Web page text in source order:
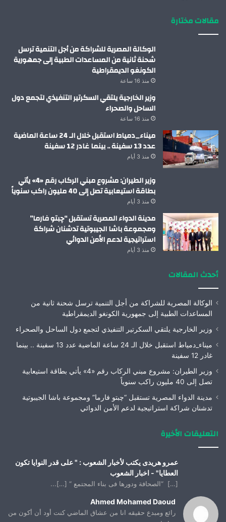
مقالات مختارة
الوكالة المصرية للشراكة من أجل التنمية ترسل
شحنة ثانية من المساعدات الطبية إلى جمهورية
الكونغو الديمقراطية
منذ 16 ساعة
وزير الخارجية يلتقي السكرتير التنفيذي لتجمع دول
الساحل والصحراء
منذ 16 ساعة
ميناء_دمياط استقبل خلال الـ 24 ساعة الماضية
عدد 13 سفينة .. بينما غادر 12 سفينة
منذ 3 أيام
وزير الطيران: مشروع مبني الركاب رقم «4» يأتي
بطاقة استيعابية تصل إلى 40 مليون راكب سنوياً
منذ 3 أيام
مدينة الدواء المصرية تستقبل “چبتو فارما”
ومجموعة باشا الجيبوتية تدشنان شراكة
استراتيجية لدعم الأمن الدوائي
منذ 3 أيام
أحدث المقالات
الوكالة المصرية للشراكة من أجل التنمية ترسل شحنة ثانية من
المساعدات الطبية إلى جمهورية الكونغو الديمقراطية
وزير الخارجية يلتقي السكرتير التنفيذي لتجمع دول الساحل والصحراء
ميناء_دمياط استقبل خلال الـ 24 ساعة الماضية عدد 13 سفينة .. بينما
غادر 12 سفينة
وزير الطيران: مشروع مبني الركاب رقم «4» يأتي بطاقة استيعابية
تصل إلى 40 مليون راكب سنوياً
مدينة الدواء المصرية تستقبل “چبتو فارما” ومجموعة باشا الجيبوتية
تدشنان شراكة استراتيجية لدعم الأمن الدوائي
التعليقات الأخيرة
عمرو هريدى يكتب لأخبار الشعوب : " على قدر النوايا تكون
العطايا" - اخبار الشعوب
[…] “الصحافة ودورها فى بناء المجتمع “ […]...
Ahmed Mohamed Daoud
رائع ومبدع حقيقه انا من عشاق الماضي كنت أود أن أكون من